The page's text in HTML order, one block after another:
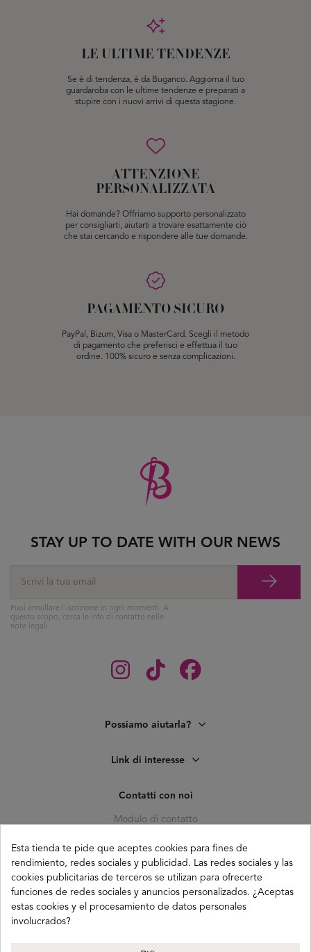
LE ULTIME TENDENZE
Se è di tendenza, è da Buganco. Aggiorna il tuo
guardaroba con le ultime tendenze e preparati a
stupire con i nuovi arrivi di questa stagione.
ATTENZIONE
PERSONALIZZATA
Hai domande? Offriamo supporto personalizzato
per consigliarti, aiutarti a trovare esattamente ciò
che stai cercando e rispondere alle tue domande.
PAGAMENTO SICURO
PayPal, Bizum, Visa o MasterCard. Scegli il metodo
di pagamento che preferisci e effettua il tuo
ordine. 100% sicuro e senza complicazioni.
Possiamo aiutarla?
Link di interesse
Contatti con noi
Modulo di contatto
41010 (Triana) Sevilla
info@buganco.com
STAY UP TO DATE WITH OUR NEWS
Puoi annullare l'iscrizione in ogni momenti. A
questo scopo, cerca le info di contatto nelle
note legali.
Esta tienda te pide que aceptes cookies para fines de
rendimiento, redes sociales y publicidad. Las redes sociales y las
cookies publicitarias de terceros se utilizan para ofrecerte
funciones de redes sociales y anuncios personalizados. ¿Aceptas
estas cookies y el procesamiento de datos personales
involucrados?